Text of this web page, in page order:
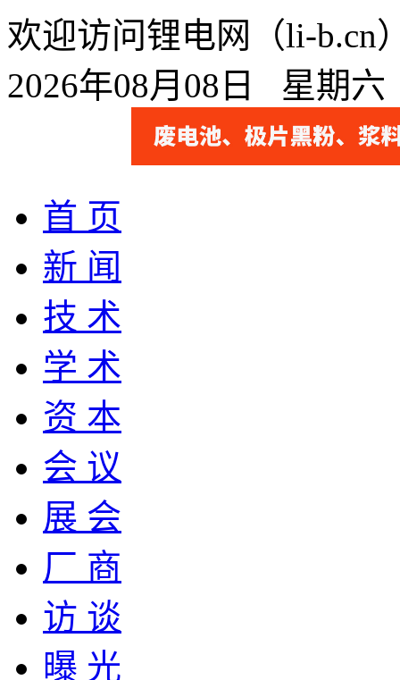
欢迎访问锂电网（li-b.cn
2026年08月08日 星期
首 页
新 闻
技 术
学 术
资 本
会 议
展 会
厂 商
访 谈
曝 光